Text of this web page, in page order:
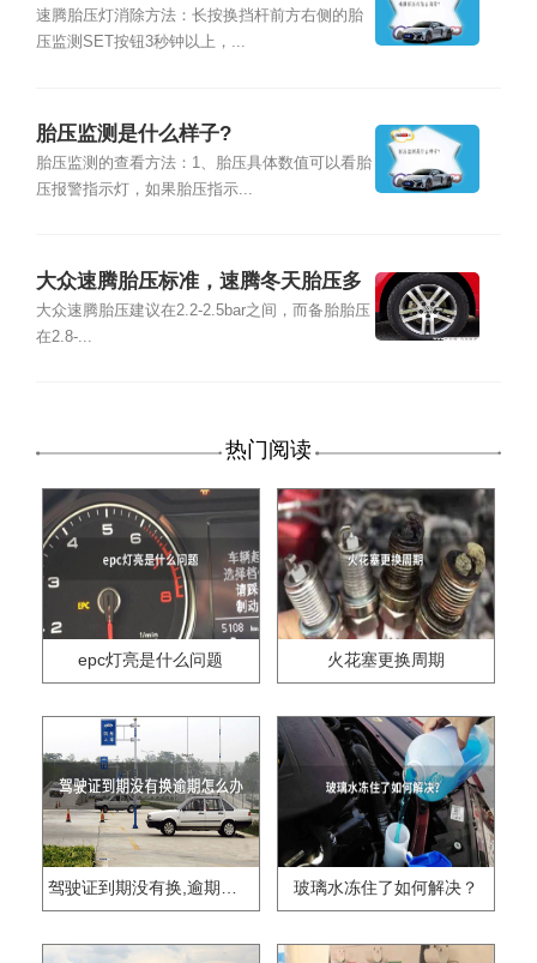
速腾胎压灯消除方法：长按换挡杆前方右侧的胎
压监测SET按钮3秒钟以上，...
胎压监测是什么样子?
胎压监测的查看方法：1、胎压具体数值可以看胎
压报警指示灯，如果胎压指示...
大众速腾胎压标准，速腾冬天胎压多
少合适
大众速腾胎压建议在2.2-2.5bar之间，而备胎胎压
在2.8-...
热门阅读
epc灯亮是什么问题 火花塞更换周期
驾驶证到期没有换,逾期怎么办?? 玻璃水冻住了如何解决？